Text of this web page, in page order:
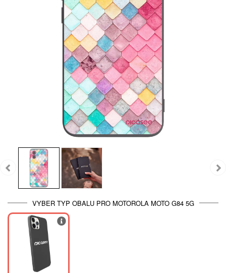
VYBER TYP OBALU PRO MOTOROLA MOTO G84 5G